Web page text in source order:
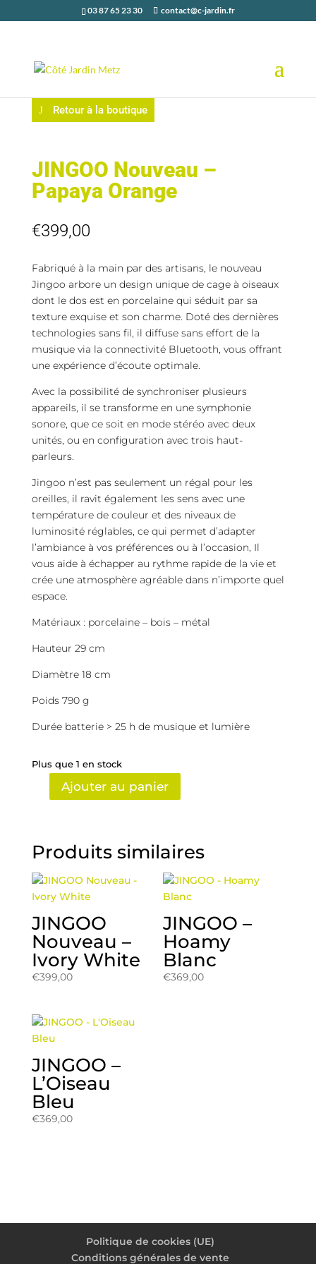
03 87 65 23 30 contact@c-jardin.fr
Retour à la boutique
JINGOO Nouveau –
Papaya Orange
€399,00
Fabriqué à la main par des artisans, le nouveau
Jingoo arbore un design unique de cage à oiseaux
dont le dos est en porcelaine qui séduit par sa
texture exquise et son charme. Doté des dernières
technologies sans fil, il diffuse sans effort de la
musique via la connectivité Bluetooth, vous offrant
une expérience d’écoute optimale.
Avec la possibilité de synchroniser plusieurs
appareils, il se transforme en une symphonie
sonore, que ce soit en mode stéréo avec deux
unités, ou en configuration avec trois haut-
parleurs.
Jingoo n’est pas seulement un régal pour les
oreilles, il ravit également les sens avec une
température de couleur et des niveaux de
luminosité réglables, ce qui permet d’adapter
l’ambiance à vos préférences ou à l’occasion, Il
vous aide à échapper au rythme rapide de la vie et
crée une atmosphère agréable dans n’importe quel
espace.
Matériaux : porcelaine – bois – métal
Hauteur 29 cm
Diamètre 18 cm
Poids 790 g
Durée batterie > 25 h de musique et lumière
Plus que 1 en stock
quantité
Nouveau
-
Papaya
Orange
Ajouter au panier
Produits similaires
JINGOO
Nouveau –
Ivory White
€399,00
JINGOO –
Hoamy
Blanc
€369,00
JINGOO –
L’Oiseau
Bleu
€369,00
Politique de cookies (UE)
Conditions générales de vente